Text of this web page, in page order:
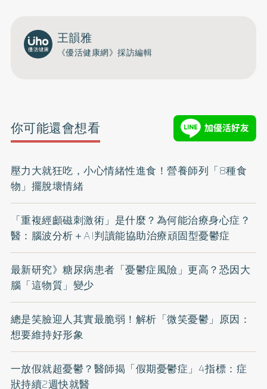
王韻雅
《優活健康網》採訪編輯
你可能還會想看
壓力大就狂吃，小心情緒性進食！營養師列「8種食
物」擺脫壞情緒
「重複經顱磁刺激術」是什麼？為何能治療身心症？
醫：腦波分析＋AI判讀能協助治療頑固型憂鬱症
最新研究》糖尿病患者「憂鬱症風險」更高？恐因大
腦「這物質」變少
總是笑臉迎人其實最脆弱！解析「微笑憂鬱」原因：
想要維持好形象
一放假就超憂鬱？醫師揭「假期憂鬱症」4指標：症
狀持續2週快就醫